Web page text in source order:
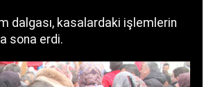
dalgası, kasalardaki işlemlerin
sona erdi.